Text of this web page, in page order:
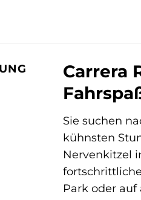
Carrera
Sie suchen
kühnsten
Nervenkitzel
Park oder auf